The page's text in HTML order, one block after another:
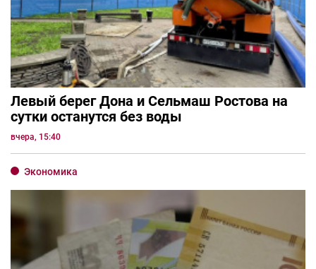
Левый берег Дона и Сельмаш Ростова на
сутки останутся без воды
вчера, 15:40
Экономика